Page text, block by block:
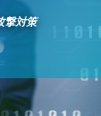
撃対策